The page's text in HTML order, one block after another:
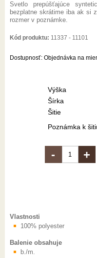
Svetlo prepúšťajúce
bezplatne skrátime iba ak si
rozmer v poznámke.
Kód produktu: 11337 - 11101
Dostupnosť: Objednávka na
Výška
Šírka
Šitie
Poznámka k
- +
Vlastnosti
100% polyester
Balenie obsahuje
b./m.